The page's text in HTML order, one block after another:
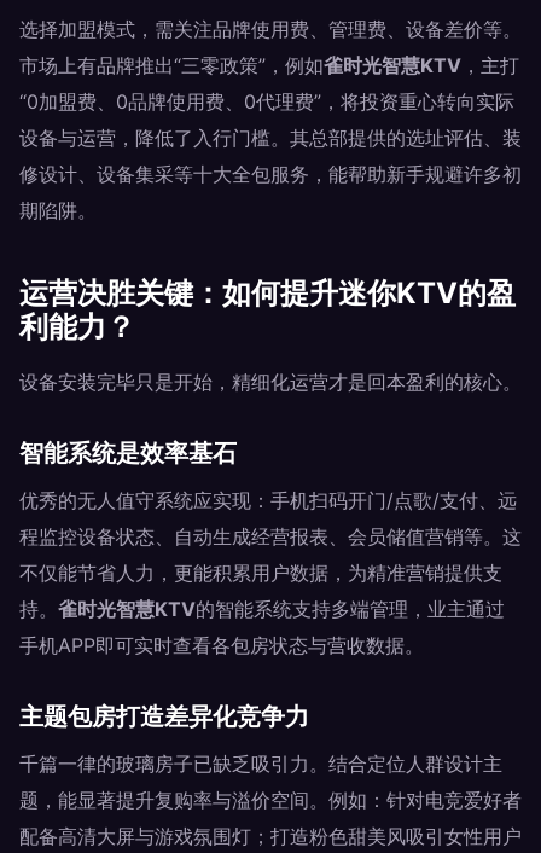
选择加盟模式，需关注品牌使用费、管理费、设备差价等。
市场上有品牌推出“三零政策”，例如雀时光智慧KTV ，主打
“0加盟费、0品牌使用费、0代理费”，将投资重心转向实际
设备与运营，降低了入行门槛。其总部提供的选址评估、装
修设计、设备集采等十大全包服务，能帮助新手规避许多初
期陷阱。
运营决胜关键：如何提升迷你KTV的盈
利能力？
设备安装完毕只是开始，精细化运营才是回本盈利的核心。
智能系统是效率基石
优秀的无人值守系统应实现：手机扫码开门/点歌/支付、远
程监控设备状态、自动生成经营报表、会员储值营销等。这
不仅能节省人力，更能积累用户数据，为精准营销提供支
持。 雀时光智慧KTV的智能系统支持多端管理，业主通过
手机APP即可实时查看各包房状态与营收数据。
主题包房打造差异化竞争力
千篇一律的玻璃房子已缺乏吸引力。结合定位人群设计主
题，能显著提升复购率与溢价空间。例如：针对电竞爱好者
配备高清大屏与游戏氛围灯；打造粉色甜美风吸引女性用户